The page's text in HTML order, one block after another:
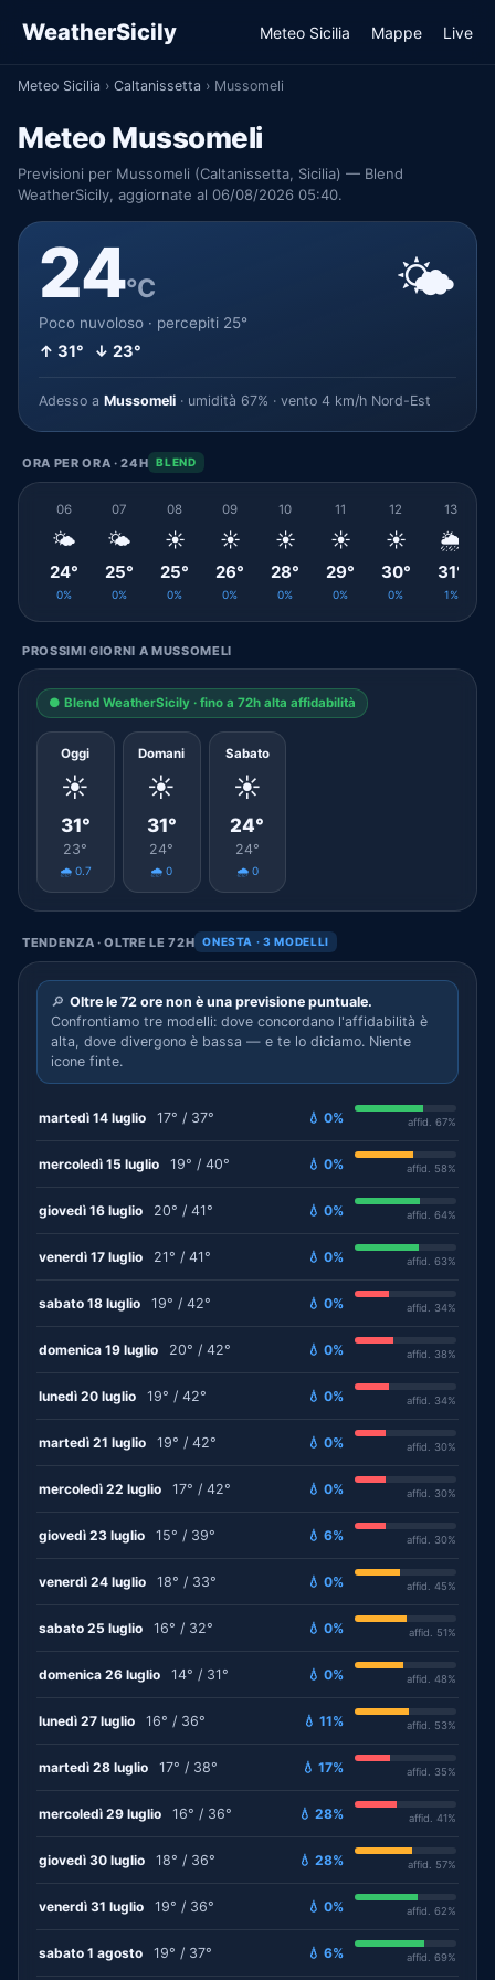
WeatherSicily Meteo Sicilia Mappe Live
Meteo Sicilia › Caltanissetta › Mussomeli
Meteo Mussomeli
Previsioni per Mussomeli (Caltanissetta, Sicilia) — Blend
WeatherSicily, aggiornate al 06/08/2026 05:40.
24°C
Poco nuvoloso · percepiti 25°
↑ 31° ↓ 23°
🌤️
Adesso a Mussomeli · umidità 67% · vento 4 km/h Nord-Est
ORA PER ORA · 24H BLEND
06
🌤️
24°
0%
07
🌤️
25°
0%
08
☀️
25°
0%
09
☀️
26°
0%
10
☀️
28°
0%
11
☀️
29°
0%
12
☀️
30°
0%
13
🌦️
31°
1%
PROSSIMI GIORNI A MUSSOMELI
● Blend WeatherSicily · fino a 72h alta affidabilità
Oggi
☀️
31°
23°
🌧️ 0.7
Domani
☀️
31°
24°
🌧️ 0
Sabato
☀️
24°
24°
🌧️ 0
TENDENZA · OLTRE LE 72H ONESTA · 3 MODELLI
🔎 Oltre le 72 ore non è una previsione puntuale.
Confrontiamo tre modelli: dove concordano l'affidabilità è
alta, dove divergono è bassa — e te lo diciamo. Niente
icone finte.
martedì 14 luglio 17° / 37° 💧 0% affid. 67%
mercoledì 15 luglio 19° / 40° 💧 0% affid. 58%
giovedì 16 luglio 20° / 41° 💧 0% affid. 64%
venerdì 17 luglio 21° / 41° 💧 0% affid. 63%
sabato 18 luglio 19° / 42° 💧 0% affid. 34%
domenica 19 luglio 20° / 42° 💧 0% affid. 38%
lunedì 20 luglio 19° / 42° 💧 0% affid. 34%
martedì 21 luglio 19° / 42° 💧 0% affid. 30%
mercoledì 22 luglio 17° / 42° 💧 0% affid. 30%
giovedì 23 luglio 15° / 39° 💧 6% affid. 30%
venerdì 24 luglio 18° / 33° 💧 0% affid. 45%
sabato 25 luglio 16° / 32° 💧 0% affid. 51%
domenica 26 luglio 14° / 31° 💧 0% affid. 48%
lunedì 27 luglio 16° / 36° 💧 11% affid. 53%
martedì 28 luglio 17° / 38° 💧 17% affid. 35%
mercoledì 29 luglio 16° / 36° 💧 28% affid. 41%
giovedì 30 luglio 18° / 36° 💧 28% affid. 57%
venerdì 31 luglio 19° / 36° 💧 0% affid. 62%
sabato 1 agosto 19° / 37° 💧 6% affid. 69%